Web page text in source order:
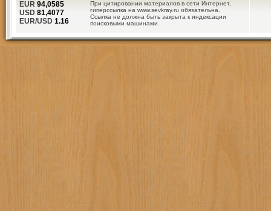
При цитировании материалов в сети Интернет,
гиперссылка на www.sevkray.ru обязательна.
Ссылка не должна быть закрыта к индексации
поисковыми машинами.
EUR 94,0585
USD 81,4077
EUR/USD 1.16